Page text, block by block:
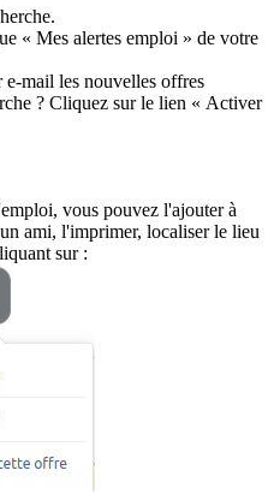
« Mes alertes emploi » de votre
e-mail les nouvelles offres
? Cliquez sur le lien « Activer
vous pouvez l'ajouter à
ami, l'imprimer, localiser le lieu
sur :